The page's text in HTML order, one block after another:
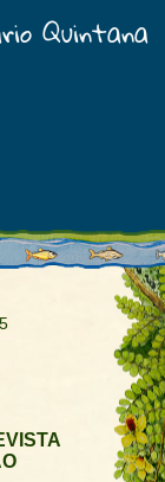
Quintana